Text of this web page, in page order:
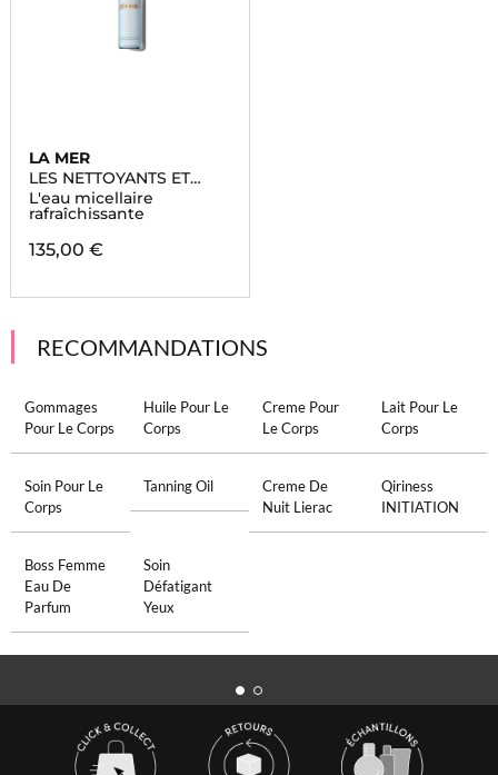
LA MER
LES NETTOYANTS ET
TONIQUES
L'eau micellaire
rafraîchissante
135,00 €
RECOMMANDATIONS
Gommages
Pour Le Corps
Huile Pour Le
Corps
Creme Pour
Le Corps
Lait Pour Le
Corps
Soin Pour Le
Corps
Tanning Oil
Creme De
Nuit Lierac
Qiriness
INITIATION
Boss Femme
Eau De
Parfum
Soin
Défatigant
Yeux